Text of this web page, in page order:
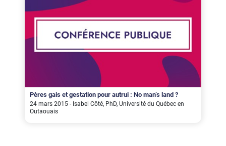
Pères gais et gestation pour autrui : No man’s land ?
24 mars 2015 - Isabel Côté, PhD, Université du Québec en
Outaouais